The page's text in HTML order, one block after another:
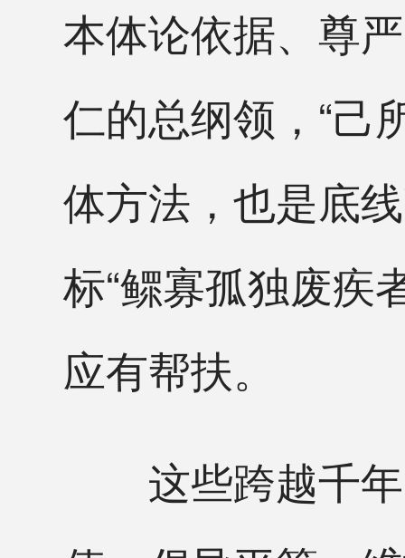
本体论依据、尊
仁的总纲领，“己
体方法，也是底
标“鳏寡孤独废疾
应有帮扶。
这些跨越千年